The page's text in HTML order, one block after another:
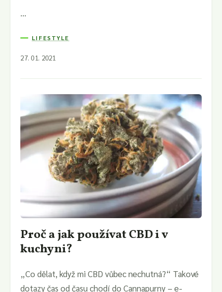
...
LIFESTYLE
27. 01. 2021
Proč a jak používat CBD i v
kuchyni?
„Co dělat, když mi CBD vůbec nechutná?“ Takové
dotazy čas od času chodí do Cannapurny – e-